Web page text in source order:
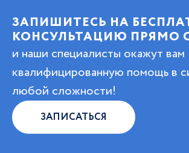
ЗАПИШИТЕСЬ НА
КОНСУЛЬТАЦИЮ ПРЯМО
и наши специалисты окажут вам
квалифицированную помощь в
любой сложности!
ЗАПИСАТЬСЯ